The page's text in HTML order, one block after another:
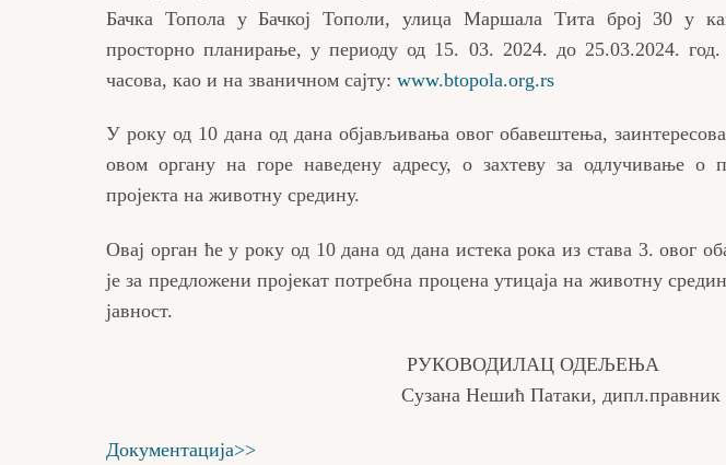
Бачка Топола у Бачкој Тополи, улица Маршала Тита број 30 у
просторно планирање, у периоду од 15. 03. 2024. до 25.03.2024.
часова, као и на званичном сајту: www.btopola.org.rs
У року од 10 дана од дана објављивања овог обавештења,
овом органу на горе наведену адресу, о захтеву за одлучивање о
пројекта на животну средину.
Овај орган ће у року од 10 дана од дана истека рока из става 3. овог
је за предложени пројекат потребна процена утицаја на животну
јавност.
РУКОВОДИЛАЦ ОДЕЉЕЊА
Сузана Нешић Патаки, дипл.правник
Документација>>